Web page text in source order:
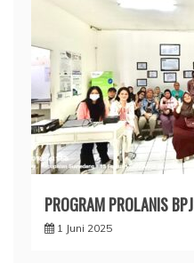
PROGRAM PROLANIS
1 Juni 2025